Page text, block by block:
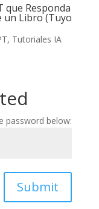
que Responda
un Libro (Tuyo
, Tutoriales IA
password below:
Submit